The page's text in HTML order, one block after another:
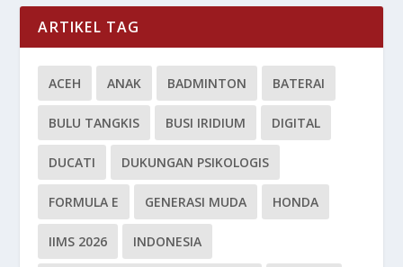
ARTIKEL TAG
ACEH ANAK BADMINTON BATERAI
BULU TANGKIS BUSI IRIDIUM DIGITAL
DUCATI DUKUNGAN PSIKOLOGIS
FORMULA E GENERASI MUDA HONDA
IIMS 2026 INDONESIA